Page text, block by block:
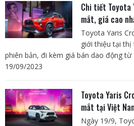
Chi tiết Toyota
mắt, giá cao
Toyota Yaris
giới thiệu tại thị
phiên bản, đi kèm giá bán dao động từ
19/09/2023
Toyota Yaris
mắt tại Việt
Ngày 19/9,